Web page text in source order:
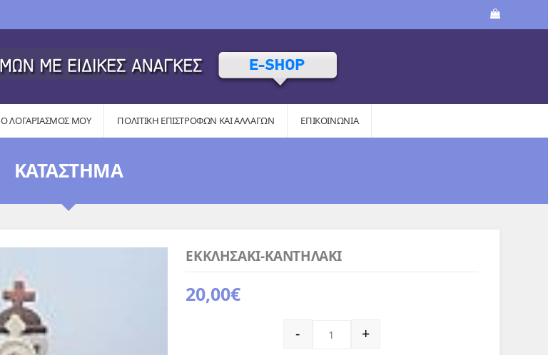
Ο ΛΟΓΑΡΙΑΣΜΌΣ ΜΟΥ ΠΟΛΙΤΙΚΉ ΕΠΙΣΤΡΟΦΏΝ ΚΑΙ AΛΛΑΓΏΝ ΕΠΙΚΟΙΝΩΝΙΑ
ΚΑΤΆΣΤΗΜΑ
ΕΚΚΛΗΣΑΚΙ-ΚΑΝΤΗΛΑΚΙ
20,00€
- +